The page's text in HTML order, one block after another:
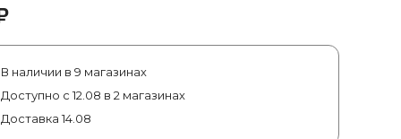
В наличии в 9 магазинах
Доступно с 12.08 в 2 магазинах
Доставка 14.08